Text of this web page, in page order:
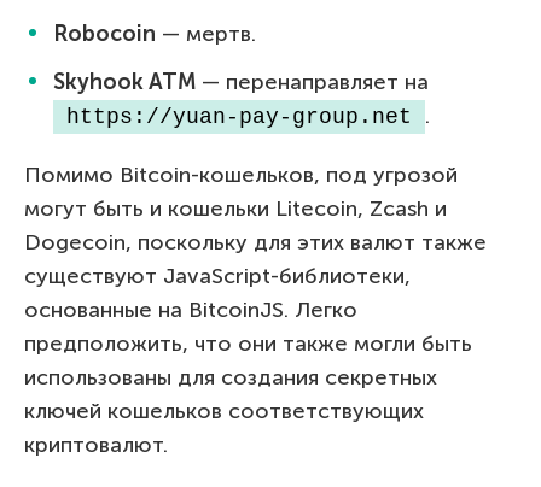
Robocoin — мертв.
Skyhook ATM — перенаправляет на
https://yuan-pay-group.net .
Помимо Bitcoin-кошельков, под угрозой
могут быть и кошельки Litecoin, Zcash и
Dogecoin, поскольку для этих валют также
существуют JavaScript-библиотеки,
основанные на BitcoinJS. Легко
предположить, что они также могли быть
использованы для создания секретных
ключей кошельков соответствующих
криптовалют.